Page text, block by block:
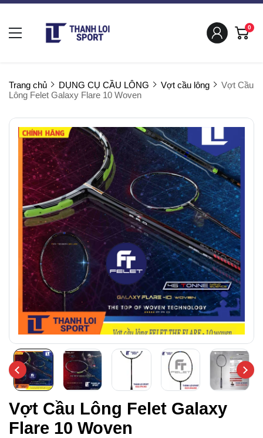
0
Trang chủ DỤNG CỤ CẦU LÔNG Vợt cầu lông
Vợt Cầu
Lông Felet Galaxy Flare 10 Woven
Vợt Cầu Lông Felet Galaxy
Flare 10 Woven